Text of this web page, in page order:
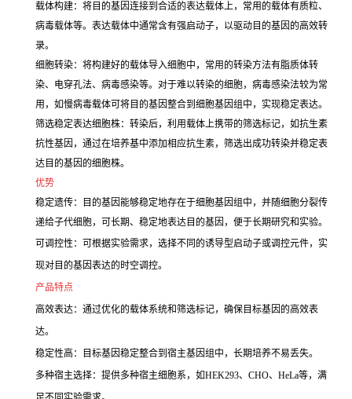
载体构建：将目的基因连接到合适的表达载体上，常用的载体有质粒、
病毒载体等。表达载体中通常含有强启动子，以驱动目的基因的高效转
录。
细胞转染：将构建好的载体导入细胞中，常用的转染方法有脂质体转
染、电穿孔法、病毒感染等。对于难以转染的细胞，病毒感染法较为常
用，如慢病毒载体可将目的基因整合到细胞基因组中，实现稳定表达。
筛选稳定表达细胞株：转染后，利用载体上携带的筛选标记，如抗生素
抗性基因，通过在培养基中添加相应抗生素，筛选出成功转染并稳定表
达目的基因的细胞株。
优势
稳定遗传：目的基因能够稳定地存在于细胞基因组中，并随细胞分裂传
递给子代细胞，可长期、稳定地表达目的基因，便于长期研究和实验。
可调控性：可根据实验需求，选择不同的诱导型启动子或调控元件，实
现对目的基因表达的时空调控。
产品特点
高效表达：通过优化的载体系统和筛选标记，确保目标基因的高效表
达。
稳定性高：目标基因稳定整合到宿主基因组中，长期培养不易丢失。
多种宿主选择：提供多种宿主细胞系，如HEK293、CHO、HeLa等，满